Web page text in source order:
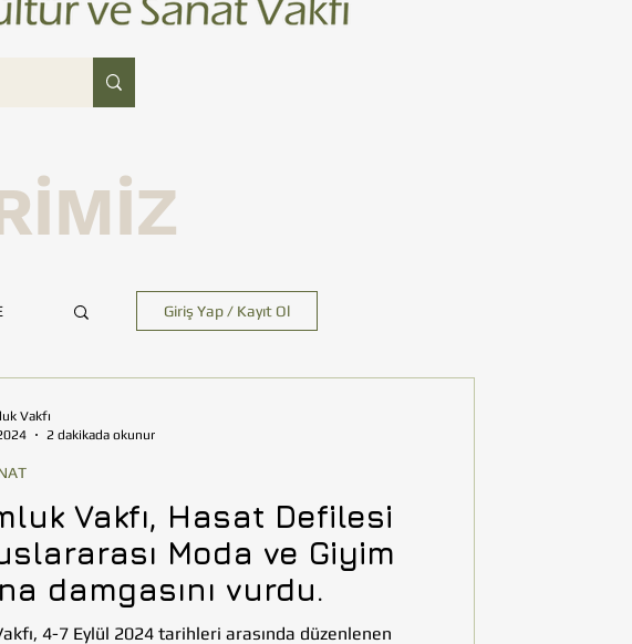
Giriş Yap / Kayıt Ol
Vakfı, Hasat Defilesi
Moda ve Giyim
damgasını vurdu.
4-7 Eylül 2024 tarihleri arasında düzenlenen
Vakfı
2 dakikada okunur